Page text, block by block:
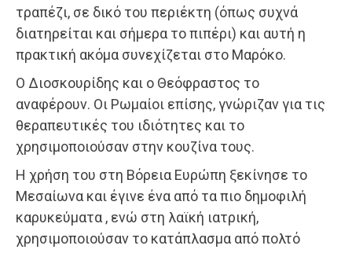
τραπέζι, σε δικό του περιέκτη (όπως συχνά
διατηρείται και σήμερα το πιπέρι) και αυτή η
πρακτική ακόμα συνεχίζεται στο Μαρόκο.
Ο Διοσκουρίδης και ο Θεόφραστος το
αναφέρουν. Οι Ρωμαίοι επίσης, γνώριζαν για τις
θεραπευτικές του ιδιότητες και το
χρησιμοποιούσαν στην κουζίνα τους.
Η χρήση του στη Βόρεια Ευρώπη ξεκίνησε το
Μεσαίωνα και έγινε ένα από τα πιο δημοφιλή
καρυκεύματα , ενώ στη λαϊκή ιατρική,
χρησιμοποιούσαν το κατάπλασμα από πολτό